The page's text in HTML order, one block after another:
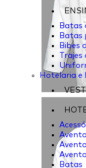
Batas
Batas
Bibes
Trajes
Hotelaria e
Batas